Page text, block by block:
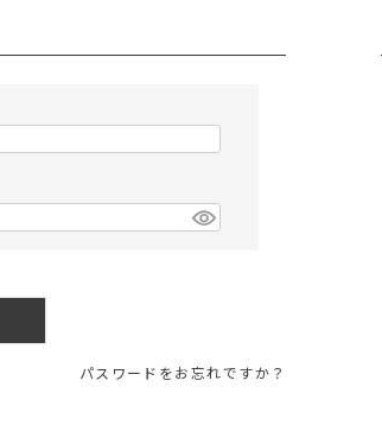
テント/タープ
ランタン/ライト
キッチン
コンテナ/収納
その他の取扱ブランド一覧はこちら
パスワードをお忘れですか？